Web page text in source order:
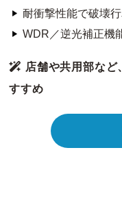
耐衝撃性能で破壊
WDR／逆光補正機
店舗や共用部な
すすめ